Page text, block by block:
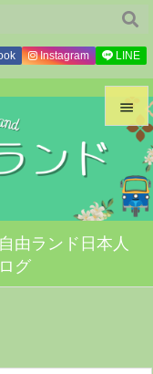
由ランド日本人
グ


メニ

サイ


Instagram LINE